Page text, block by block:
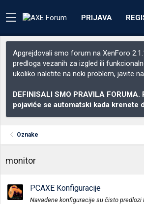
PRIJAVA
Apgrejdovali smo forum na XenForo
predloga vezanih za izgled ili
ukoliko naletite na neki problem, javite
DEFINISALI SMO PRAVILA
pojaviće se automatski kada krenete
Oznake
monitor
PCAXE Konfiguracije
Navadene konfiguracije su čisto predlozi